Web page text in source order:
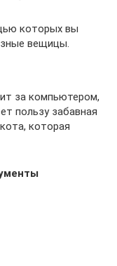
которых вы
вещицы.
за компьютером,
пользу забавная
которая